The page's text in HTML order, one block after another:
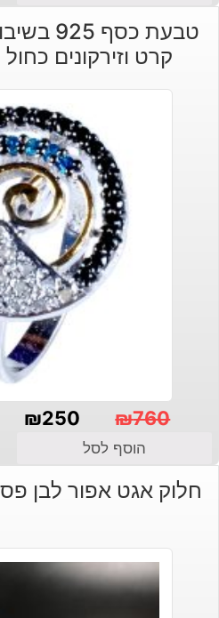
קרט וזירקונים כחול
₪760
המקורי
היה:
₪250
הנוכחי
הוא:
הוסף לסל
חלוק אגט אפור לבן פסים